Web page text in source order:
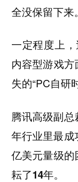
全没保留下来。
一定程度上，
内容型游戏
失的“PC自研
腾讯高级副
年行业里最
亿美元量级
耘了14年。